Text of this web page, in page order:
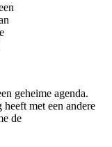
geheime agenda.
met een andere
de